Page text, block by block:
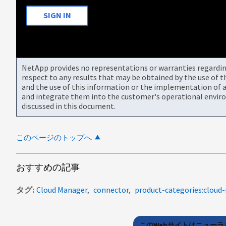
SIGN IN
NetApp provides no representations or warranties
respect to any results that may be obtained by the use of
and the use of this information or the implementation of
and integrate them into the customer's operational
discussed in this document.
このページのトップへ
おすすめの記事
タグ Cloud Manager connector product-